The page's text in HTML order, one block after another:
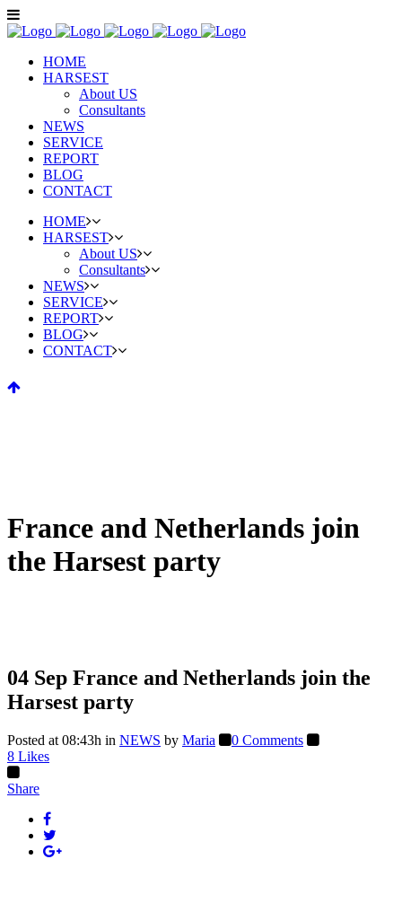
HOME
HARSEST
About US
Consultants
NEWS
SERVICE
REPORT
BLOG
CONTACT
HOME
HARSEST
About US
Consultants
NEWS
SERVICE
REPORT
BLOG
CONTACT
France and Netherlands join
the Harsest party
04 Sep France and Netherlands join the
Harsest party
Posted at 08:43h in NEWS by Maria
0 Comments
8 Likes
Share